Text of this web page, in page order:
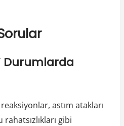
Durumlarda
astım atakları
gibi